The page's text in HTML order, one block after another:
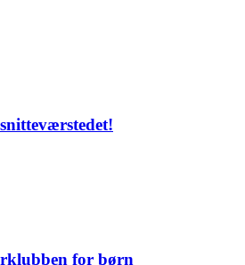
for børn